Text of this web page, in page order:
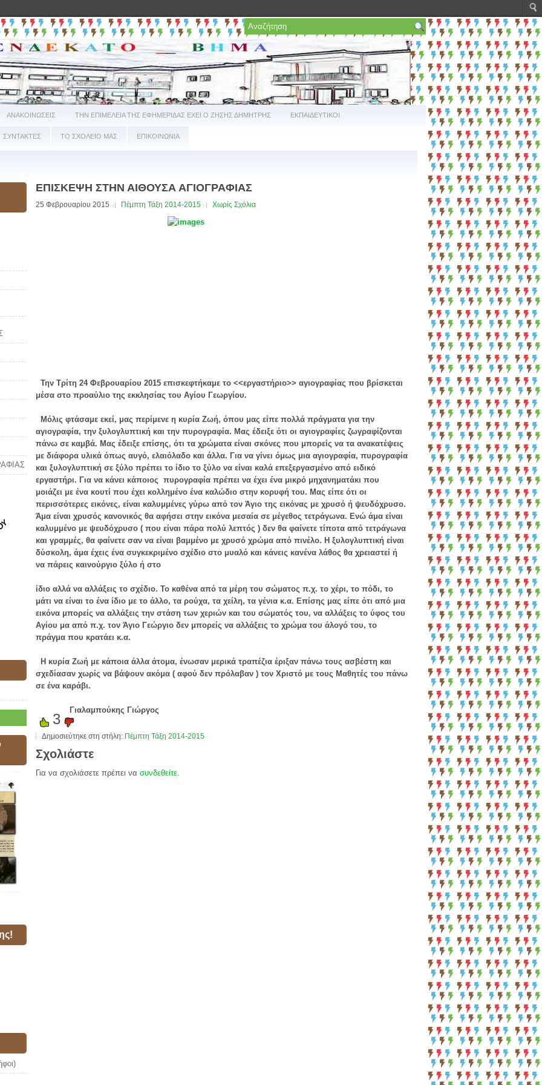
ΑΝΑΚΟΙΝΩΣΕΙΣ ΤΗΝ ΕΠΙΜΕΛΕΙΑ ΤΗΣ ΕΦΗΜΕΡΙΔΑΣ ΕΧΕΙ Ο ΖΗΣΗΣ ΔΗΜΗΤΡΗΣ ΕΚΠΑΙΔΕΥΤΙΚΟΙ
ΣΥΝΤΑΚΤΕΣ ΤΟ ΣΧΟΛΕΙΟ ΜΑΣ ΕΠΙΚΟΙΝΩΝΙΑ
ΕΠΙΣΚΕΨΗ ΣΤΗΝ ΑΙΘΟΥΣΑ ΑΓΙΟΓΡΑΦΙΑΣ
25 Φεβρουαρίου 2015 Πέμπτη Τάξη 2014-2015 Χωρίς Σχόλια
Την Τρίτη 24 Φεβρουαρίου 2015 επισκεφτήκαμε το <<εργαστήριο>> αγιογραφίας που βρίσκεται
μέσα στο προαύλιο της εκκλησίας του Αγίου Γεωργίου.
Μόλις φτάσαμε εκεί, μας περίμενε η κυρία Ζωή, όπου μας είπε πολλά πράγματα για την
αγιογραφία, την ξυλογλυπτική και την πυρογραφία. Μας έδειξε ότι οι αγιογραφίες ζωγραφίζονται
πάνω σε καμβά. Μας έδειξε επίσης, ότι τα χρώματα είναι σκόνες που μπορείς να τα ανακατέψεις
με διάφορα υλικά όπως αυγό, ελαιόλαδο και άλλα. Για να γίνει όμως μια αγιογραφία, πυρογραφία
και ξυλογλυπτική σε ξύλο πρέπει το ίδιο το ξύλο να είναι καλά επεξεργασμένο από ειδικό
εργαστήρι. Για να κάνει κάποιος πυρογραφία πρέπει να έχει ένα μικρό μηχανηματάκι που
μοιάζει με ένα κουτί που έχει κολλημένο ένα καλώδιο στην κορυφή του. Μας είπε ότι οι
περισσότερες εικόνες, είναι καλυμμένες γύρω από τον Άγιο της εικόνας με χρυσό ή ψευδόχρυσο.
Άμα είναι χρυσός κανονικός θα αφήσει στην εικόνα μεσαία σε μέγεθος τετράγωνα. Ενώ άμα είναι
καλυμμένο με ψευδόχρυσο ( που είναι πάρα πολύ λεπτός ) δεν θα φαίνετε τίποτα από τετράγωνα
και γραμμές, θα φαίνετε σαν να είναι βαμμένο με χρυσό χρώμα από πινέλο. Η ξυλογλυπτική είναι
δύσκολη, άμα έχεις ένα συγκεκριμένο σχέδιο στο μυαλό και κάνεις κανένα λάθος θα χρειαστεί ή
να πάρεις καινούργιο ξύλο ή στο
ίδιο αλλά να αλλάξεις το σχέδιο. Το καθένα από τα μέρη του σώματος π.χ. το χέρι, το πόδι, το
μάτι να είναι το ένα ίδιο με το άλλο, τα ρούχα, τα χείλη, τα γένια κ.α. Επίσης μας είπε ότι από μια
εικόνα μπορείς να αλλάξεις την στάση των χεριών και του σώματός του, να αλλάξεις το ύφος του
Αγίου μα από π.χ. τον Άγιο Γεώργιο δεν μπορείς να αλλάξεις το χρώμα του άλογό του, το
πράγμα που κρατάει κ.α.
Η κυρία Ζωή με κάποια άλλα άτομα, ένωσαν μερικά τραπέζια έριξαν πάνω τους ασβέστη και
σχεδίασαν χωρίς να βάψουν ακόμα ( αφού δεν πρόλαβαν ) τον Χριστό με τους Μαθητές του πάνω
σε ένα καράβι.
Γιαλαμπούκης Γιώργος
3
Δημοσιεύτηκε στη στήλη: Πέμπτη Τάξη 2014-2015
Σχολιάστε
Για να σχολιάσετε πρέπει να συνδεθείτε.